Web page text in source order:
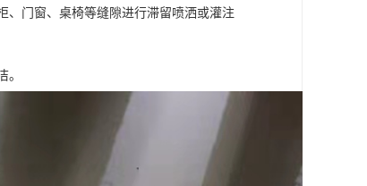
、门窗、桌椅等缝隙进行滞留喷洒或灌注
。